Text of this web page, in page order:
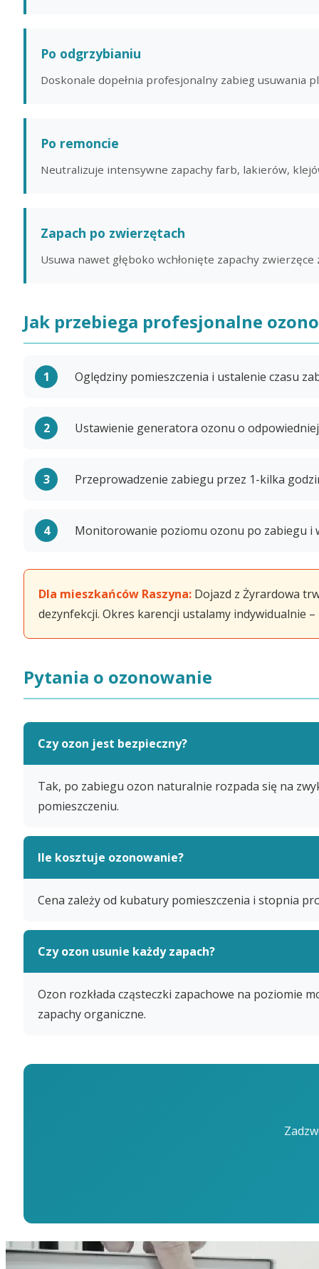
Po odgrzybianiu
Doskonale dopełnia profesjonalny zabieg usuwania
Po remoncie
Neutralizuje intensywne zapachy farb, lakierów,
Zapach po zwierzętach
Usuwa nawet głęboko wchłonięte zapachy
Jak przebiega profesjonalne
Oględziny pomieszczenia i ustalenie czasu
Ustawienie generatora ozonu o odpowiedniej
Przeprowadzenie zabiegu przez 1-kilka
Monitorowanie poziomu ozonu po zabiegu i
Dla mieszkańców Raszyna: Dojazd z Żyrardowa
dezynfekcji. Okres karencji ustalamy indywidualnie
Pytania o ozonowanie
Czy ozon jest bezpieczny?
Tak, po zabiegu ozon naturalnie rozpada się na
pomieszczeniu.
Ile kosztuje ozonowanie?
Cena zależy od kubatury pomieszczenia i stopnia
Czy ozon usunie każdy zapach?
Ozon rozkłada cząsteczki zapachowe na poziomie
zapachy organiczne.